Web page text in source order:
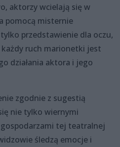
aktorzy wcielają się w
pomocą misternie
przedstawienie dla oczu,
ruch marionetki jest
działania aktora i jego
zgodnie z sugestią
nie tylko wiernymi
tej teatralnej
śledzą emocje i